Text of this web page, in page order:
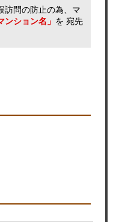
訪問の防止の為、マ
ンション名」 を 宛先